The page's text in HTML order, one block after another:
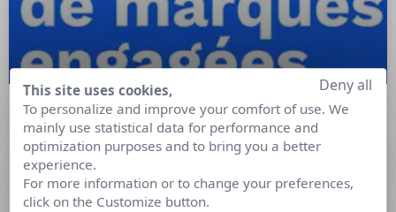
Uzful, créateurs de marques
engagées
Uzful est une structure à la croisée des chemins entre
This site uses cookies,
To personalize and improve your comfort of use. We
mainly use statistical data for performance and
optimization purposes and to bring you a better
experience.
For more information or to change your preferences,
click on the Customize button.
Deny all